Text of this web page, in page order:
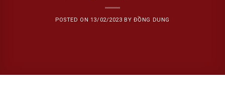
POSTED ON 13/02/2023 BY ĐỒNG DUNG